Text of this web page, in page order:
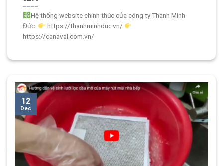
Hệ thống website chính thức của công ty Thành Minh
Đức:
https://thanhminhduc.vn/
https://canaval.com.vn/
12
Dec